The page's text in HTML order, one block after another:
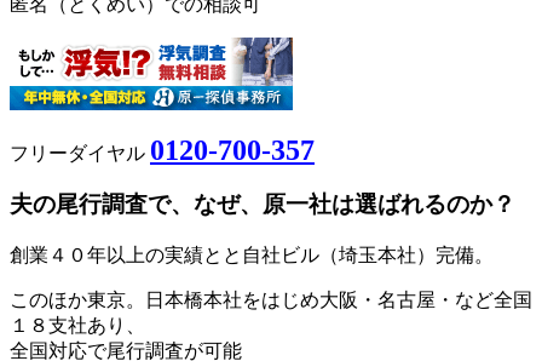
フリーダイヤル 0120-700-357
夫の尾行調査で、なぜ、原一社は選ばれるのか？
創業４０年以上の実績とと自社ビル（埼玉本社）完備。
このほか東京。日本橋本社をはじめ大阪・名古屋・など全国
１８支社あり、
全国対応で尾行調査が可能